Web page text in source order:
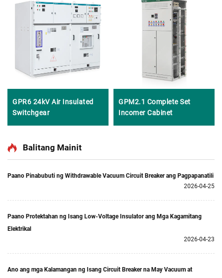
GPR6 24kV Air Insulated
Switchgear
GPM2.1 Complete Set
Incomer Cabinet
Balitang Mainit
Paano Pinabubuti ng Withdrawable Vacuum Circuit Breaker ang Pagpapanatili
2026-04-25
Paano Protektahan ng Isang Low-Voltage Insulator ang Mga Kagamitang
Elektrikal
2026-04-23
Ano ang mga Kalamangan ng Isang Circuit Breaker na May Vacuum at